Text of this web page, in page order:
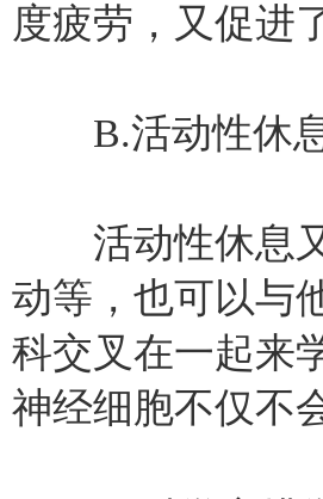
度疲劳，又促进
B.活动性休息
活动性休息又
动等，也可以与
科交叉在一起来
神经细胞不仅不